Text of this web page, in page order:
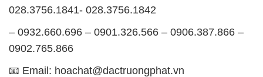
028.3756.1841- 028.3756.1842
– 0932.660.696 – 0901.326.566 – 0906.387.866 –
0902.765.866
📧 Email: hoachat@dactruongphat.vn